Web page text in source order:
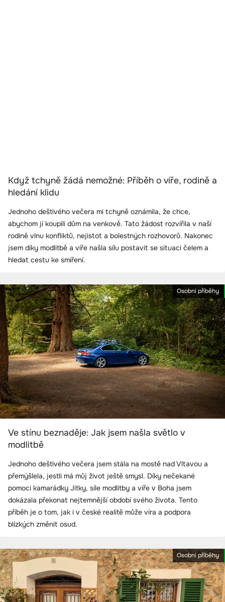
Když tchyně žádá nemožné: Příběh o víře, rodině a
hledání klidu
Jednoho deštivého večera mi tchyně oznámila, že chce,
abychom jí koupili dům na venkově. Tato žádost rozvířila v naší
rodině vlnu konfliktů, nejistot a bolestných rozhovorů. Nakonec
jsem díky modlitbě a víře našla sílu postavit se situaci čelem a
hledat cestu ke smíření.
Osobní příběhy
Ve stínu beznaděje: Jak jsem našla světlo v
modlitbě
Jednoho deštivého večera jsem stála na mostě nad Vltavou a
přemýšlela, jestli má můj život ještě smysl. Díky nečekané
pomoci kamarádky Jitky, síle modlitby a víře v Boha jsem
dokázala překonat nejtemnější období svého života. Tento
příběh je o tom, jak i v české realitě může víra a podpora
blízkých změnit osud.
Osobní příběhy